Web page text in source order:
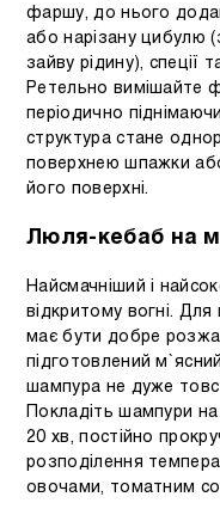
фаршу, до нього
або нарізану цибулю
зайву рідину), спеції
Ретельно вимішайте
періодично
структура стане
поверхнею шпажки
його поверхні.
Люля-кебаб на
Найсмачніший і
відкритому вогні. Для
має бути добре
підготовлений
шампура не дуже
Покладіть шампури
20 хв, постійно
розподілення
овочами, томатним